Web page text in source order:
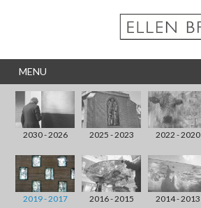
MENU
2030 - 2026 2025 - 2023 2022 - 2020
2019 - 2017 2016 - 2015 2014 - 2013